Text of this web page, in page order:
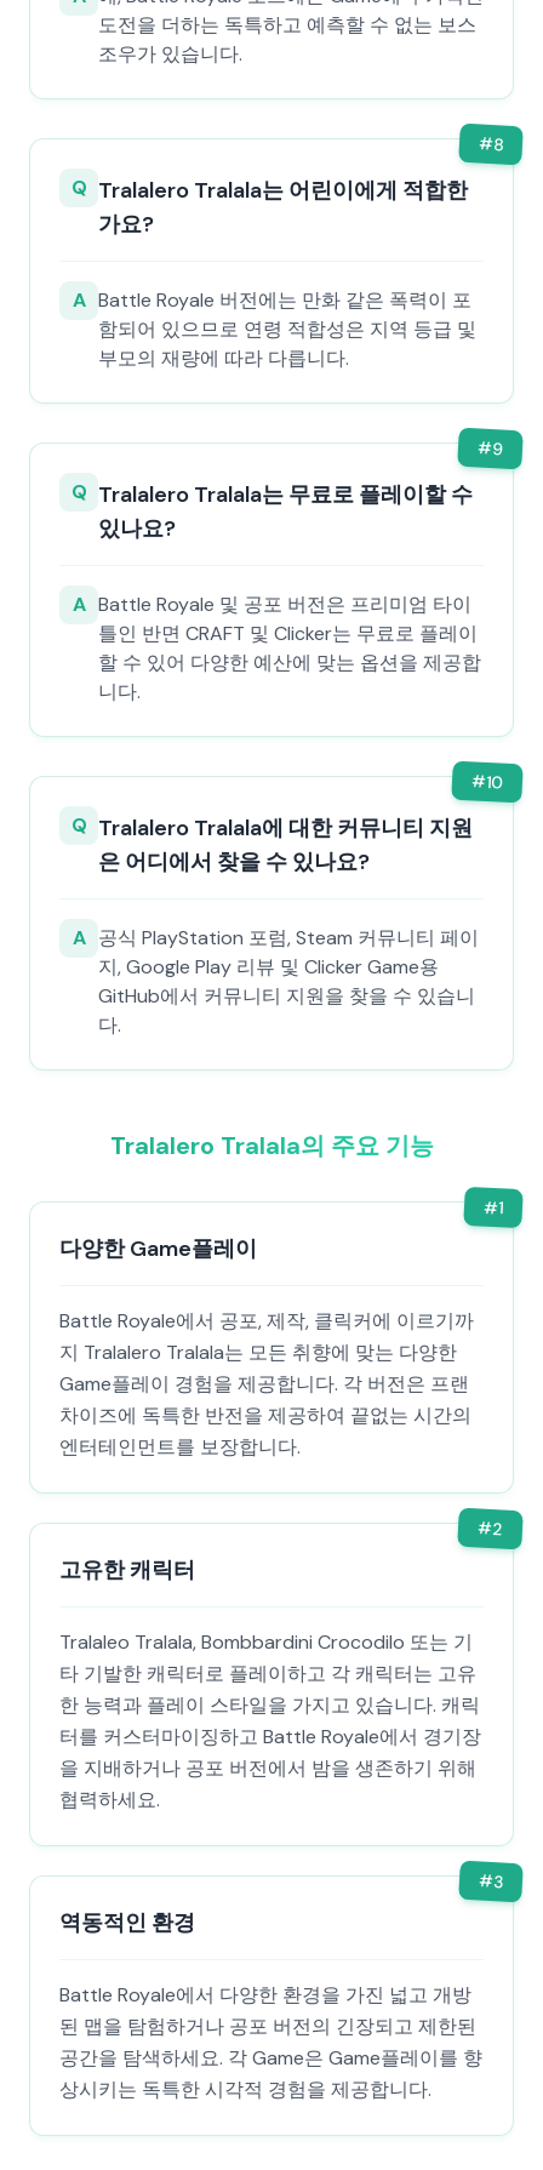
도전을 더하는 독특하고 예측할 수 없는 보스
조우가 있습니다.
#8
Q Tralalero Tralala는 어린이에게 적합한
가요?
A Battle Royale 버전에는 만화 같은 폭력이 포
함되어 있으므로 연령 적합성은 지역 등급 및
부모의 재량에 따라 다릅니다.
#9
Q Tralalero Tralala는 무료로 플레이할 수
있나요?
A Battle Royale 및 공포 버전은 프리미엄 타이
틀인 반면 CRAFT 및 Clicker는 무료로 플레이
할 수 있어 다양한 예산에 맞는 옵션을 제공합
니다.
#10
Q Tralalero Tralala에 대한 커뮤니티 지원
은 어디에서 찾을 수 있나요?
A 공식 PlayStation 포럼, Steam 커뮤니티 페이
지, Google Play 리뷰 및 Clicker Game용
GitHub에서 커뮤니티 지원을 찾을 수 있습니
다.
Tralalero Tralala의 주요 기능
#1
다양한 Game플레이
Battle Royale에서 공포, 제작, 클릭커에 이르기까
지 Tralalero Tralala는 모든 취향에 맞는 다양한
Game플레이 경험을 제공합니다. 각 버전은 프랜
차이즈에 독특한 반전을 제공하여 끝없는 시간의
엔터테인먼트를 보장합니다.
#2
고유한 캐릭터
Tralaleo Tralala, Bombbardini Crocodilo 또는 기
타 기발한 캐릭터로 플레이하고 각 캐릭터는 고유
한 능력과 플레이 스타일을 가지고 있습니다. 캐릭
터를 커스터마이징하고 Battle Royale에서 경기장
을 지배하거나 공포 버전에서 밤을 생존하기 위해
협력하세요.
#3
역동적인 환경
Battle Royale에서 다양한 환경을 가진 넓고 개방
된 맵을 탐험하거나 공포 버전의 긴장되고 제한된
공간을 탐색하세요. 각 Game은 Game플레이를 향
상시키는 독특한 시각적 경험을 제공합니다.